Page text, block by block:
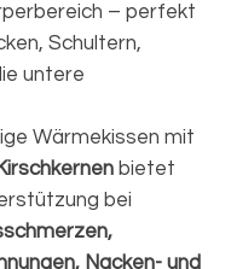
– perfekt
Schultern,
untere
Wärmekissen mit
bietet
bei
Nacken- und